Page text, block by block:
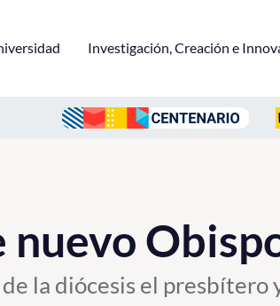
Investigación, Creación e
nuevo
la diócesis el presbítero